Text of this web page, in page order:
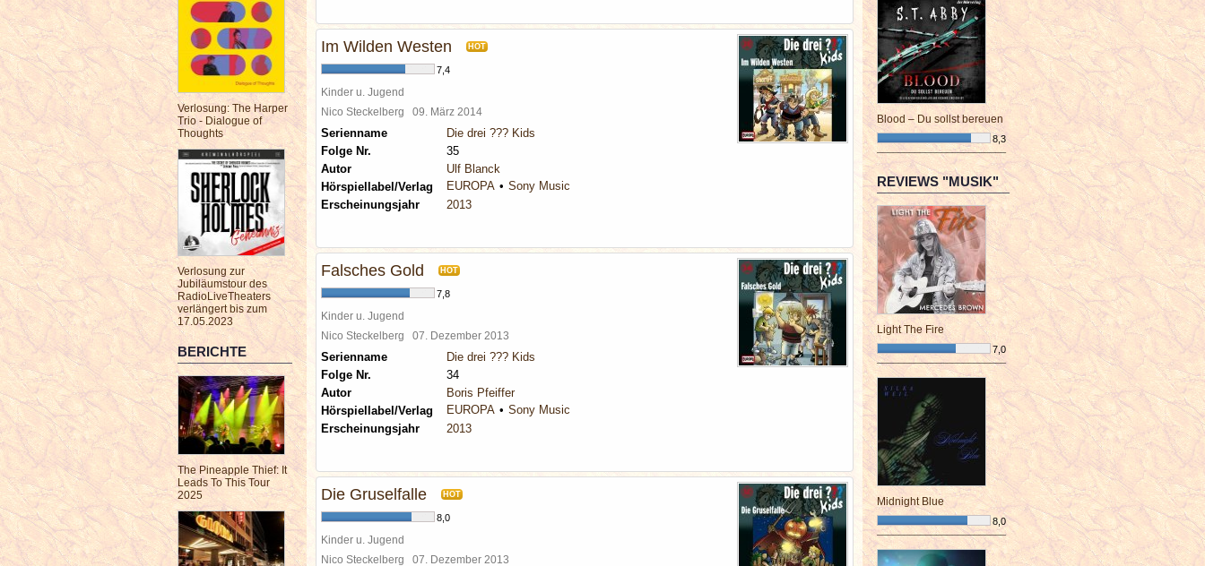
Verlosung: The Harper
Trio - Dialogue of
Thoughts
Verlosung zur
Jubiläumstour des
RadioLiveTheaters
verlängert bis zum
17.05.2023
BERICHTE
The Pineapple Thief: It
Leads To This Tour
2025
Im Wilden Westen HOT
7,4
Kinder u. Jugend
Nico Steckelberg 09. März 2014
Serienname
Die drei ??? Kids
Folge Nr.
35
Autor
Ulf Blanck
Hörspiellabel/Verlag
EUROPA
Sony Music
Erscheinungsjahr
2013
Falsches Gold HOT
7,8
Kinder u. Jugend
Nico Steckelberg 07. Dezember 2013
Serienname
Die drei ??? Kids
Folge Nr.
34
Autor
Boris Pfeiffer
Hörspiellabel/Verlag
EUROPA
Sony Music
Erscheinungsjahr
2013
Die Gruselfalle HOT
8,0
Kinder u. Jugend
Nico Steckelberg 07. Dezember 2013
Blood – Du sollst bereuen
8,3
¯¯¯¯¯¯¯¯¯¯¯¯¯¯¯¯¯¯¯¯¯¯¯¯
REVIEWS "MUSIK"
Light The Fire
7,0
¯¯¯¯¯¯¯¯¯¯¯¯¯¯¯¯¯¯¯¯¯¯¯¯
Midnight Blue
8,0
¯¯¯¯¯¯¯¯¯¯¯¯¯¯¯¯¯¯¯¯¯¯¯¯